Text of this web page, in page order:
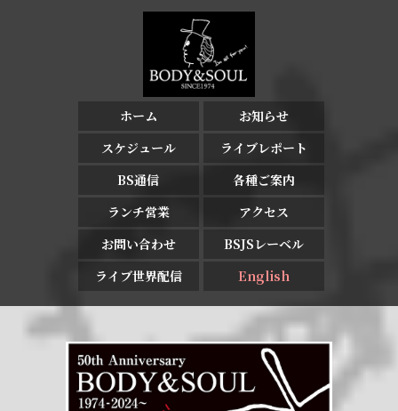
ホーム
お知らせ
スケジュール
ライブレポート
BS通信
各種ご案内
ランチ営業
アクセス
お問い合わせ
BSJSレーベル
ライブ世界配信
English